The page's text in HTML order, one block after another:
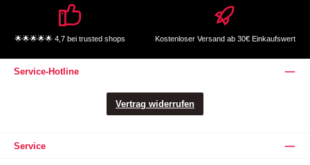
🌟🌟🌟🌟🌟 4,7 bei trusted shops Kostenloser Versand ab 30€ Einkaufswert
Service-Hotline
Vertrag widerrufen
Service